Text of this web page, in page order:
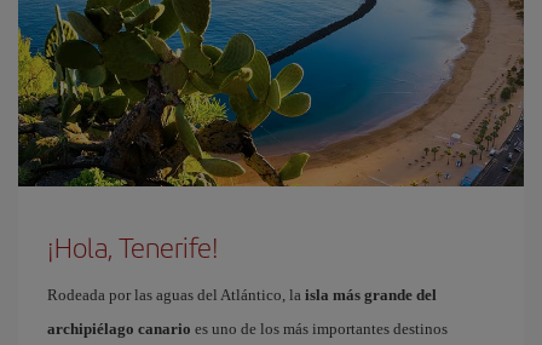
¡Hola, Tenerife!
Rodeada por las aguas del Atlántico, la isla más grande del
archipiélago canario es uno de los más importantes destinos